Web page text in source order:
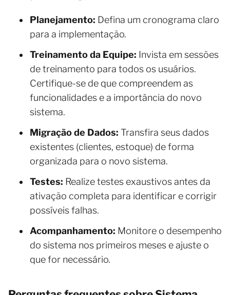
Planejamento: Defina um cronograma claro
para a implementação.
Treinamento da Equipe: Invista em sessões
de treinamento para todos os usuários.
Certifique-se de que compreendem as
funcionalidades e a importância do novo
sistema.
Migração de Dados: Transfira seus dados
existentes (clientes, estoque) de forma
organizada para o novo sistema.
Testes: Realize testes exaustivos antes da
ativação completa para identificar e corrigir
possíveis falhas.
Acompanhamento: Monitore o desempenho
do sistema nos primeiros meses e ajuste o
que for necessário.